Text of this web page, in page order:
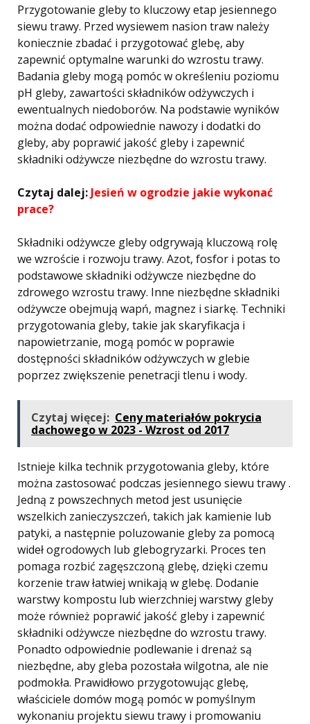
Przygotowanie gleby to kluczowy etap jesiennego
siewu trawy. Przed wysiewem nasion traw należy
koniecznie zbadać i przygotować glebę, aby
zapewnić optymalne warunki do wzrostu trawy.
Badania gleby mogą pomóc w określeniu poziomu
pH gleby, zawartości składników odżywczych i
ewentualnych niedoborów. Na podstawie wyników
można dodać odpowiednie nawozy i dodatki do
gleby, aby poprawić jakość gleby i zapewnić
składniki odżywcze niezbędne do wzrostu trawy.
Czytaj dalej: Jesień w ogrodzie jakie wykonać
prace?
Składniki odżywcze gleby odgrywają kluczową rolę
we wzroście i rozwoju trawy. Azot, fosfor i potas to
podstawowe składniki odżywcze niezbędne do
zdrowego wzrostu trawy. Inne niezbędne składniki
odżywcze obejmują wapń, magnez i siarkę. Techniki
przygotowania gleby, takie jak skaryfikacja i
napowietrzanie, mogą pomóc w poprawie
dostępności składników odżywczych w glebie
poprzez zwiększenie penetracji tlenu i wody.
Czytaj więcej: Ceny materiałów pokrycia
dachowego w 2023 - Wzrost od 2017
Istnieje kilka technik przygotowania gleby, które
można zastosować podczas jesiennego siewu trawy .
Jedną z powszechnych metod jest usunięcie
wszelkich zanieczyszczeń, takich jak kamienie lub
patyki, a następnie poluzowanie gleby za pomocą
wideł ogrodowych lub glebogryzarki. Proces ten
pomaga rozbić zagęszczoną glebę, dzięki czemu
korzenie traw łatwiej wnikają w glebę. Dodanie
warstwy kompostu lub wierzchniej warstwy gleby
może również poprawić jakość gleby i zapewnić
składniki odżywcze niezbędne do wzrostu trawy.
Ponadto odpowiednie podlewanie i drenaż są
niezbędne, aby gleba pozostała wilgotna, ale nie
podmokła. Prawidłowo przygotowując glebę,
właściciele domów mogą pomóc w pomyślnym
wykonaniu projektu siewu trawy i promowaniu